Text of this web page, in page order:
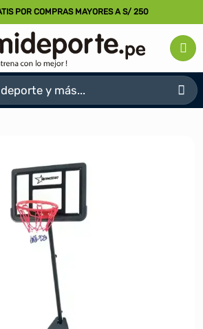
POR COMPRAS MAYORES A S/ 250